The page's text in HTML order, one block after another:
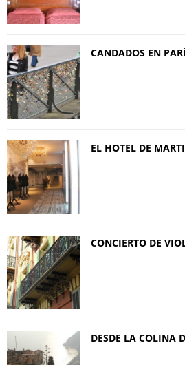
CANDADOS EN
EL HOTEL DE
CONCIERTO DE
DESDE LA COLINA